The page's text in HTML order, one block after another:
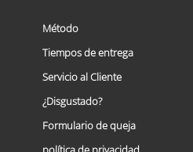
Método
Tiempos de entrega
Servicio al Cliente
¿Disgustado?
Formulario de queja